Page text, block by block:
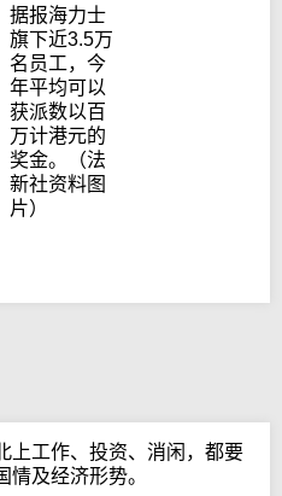
据报海力士
旗下近3.5万
名员工，今
年平均可以
获派数以百
万计港元的
奖金。（法
新社资料图
片）
上工作、投资、消闲，都要
情及经济形势。